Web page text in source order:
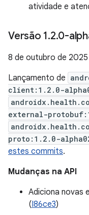
atividade e
Versão 1.2.0-
8 de outubro de 2025
Lançamento de
client:1.2.0-
external-
proto:1.2.0-
estes commits.
Mudanças na API
Adiciona novas
(I86ce3)